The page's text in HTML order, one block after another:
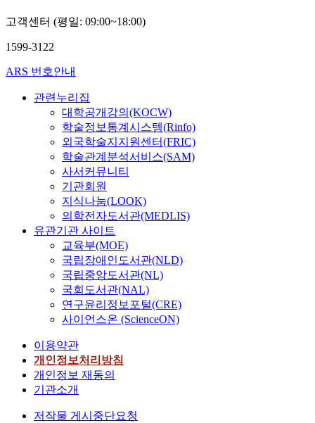
고객센터 (평일: 09:00~18:00)
1599-3122
ARS 번호안내
관련누리집
대학공개강의(KOCW)
학술정보통계시스템(Rinfo)
외국학술지지원센터(FRIC)
학술관계분석서비스(SAM)
사서커뮤니티
기관회원
지식나눔(LOOK)
의학전자도서관(MEDLIS)
유관기관 사이트
교육부(MOE)
국립장애인도서관(NLD)
국립중앙도서관(NL)
국회도서관(NAL)
연구윤리정보포털(CRE)
사이언스온 (ScienceON)
이용약관
개인정보처리방침
개인정보 재동의
기관소개
저작물 게시중단요청